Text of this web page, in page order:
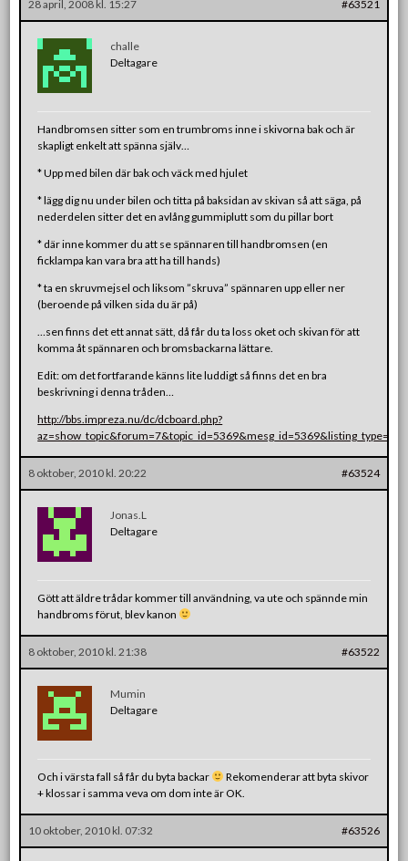
28 april, 2008 kl. 15:27 #63521
challe
Deltagare
Handbromsen sitter som en trumbroms inne i skivorna bak och är
skapligt enkelt att spänna själv…
* Upp med bilen där bak och väck med hjulet
* lägg dig nu under bilen och titta på baksidan av skivan så att säga, på
nederdelen sitter det en avlång gummiplutt som du pillar bort
* där inne kommer du att se spännaren till handbromsen (en
ficklampa kan vara bra att ha till hands)
* ta en skruvmejsel och liksom ”skruva” spännaren upp eller ner
(beroende på vilken sida du är på)
…sen finns det ett annat sätt, då får du ta loss oket och skivan för att
komma åt spännaren och bromsbackarna lättare.
Edit: om det fortfarande känns lite luddigt så finns det en bra
beskrivning i denna tråden…
http://bbs.impreza.nu/dc/dcboard.php?
8 oktober, 2010 kl. 20:22 #63524
Jonas.L
Deltagare
Gött att äldre trådar kommer till användning, va ute och spännde min
handbroms förut, blev kanon
8 oktober, 2010 kl. 21:38 #63522
Mumin
Deltagare
Och i värsta fall så får du byta backar
Rekomenderar att byta skivor
+ klossar i samma veva om dom inte är OK.
10 oktober, 2010 kl. 07:32 #63526